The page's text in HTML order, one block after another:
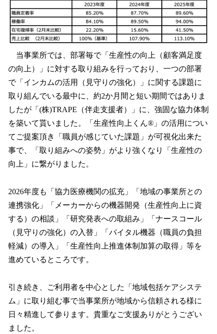
当事業所では、部署毎で「生産性の向上（顧客満足度
の向上）」に対する取り組みを行っており、一つの部署
で「インカムの活用（見守りの強化）」に関する課題に
取り組んでいる最中に、約2か月間と短い期間ではありま
したが「(株)TRAPE（伴走支援者）」に、強固な協力体制
を築いて貰いました。「生産性向上くん®︎」の活用につい
てご提案頂き「職員が感じていた課題」が可視化出来た
事で、「取り組みへの姿勢」がより強くなり「生産性の
向上」に繋がりました。
2026年度も「協力医療機関の拡充」「地域の事業所との
連携強化」「メーカーからの機器開発（生産性向上に資
する）の相談」「研究発表への取組み」「ナースコール
（見守りの強化）の入替」「バイタル機器（職員の負担
軽減）の導入」「生産性向上推進体制加算の取得」等を
進めているところです。
引き続き、ご利用者を中心とした「地域包括ケアシステ
ム」に取り組む事で当事業所が地域から信頼される様に
日々精進して参ります。貴重なご支援ありがとうござい
ました。